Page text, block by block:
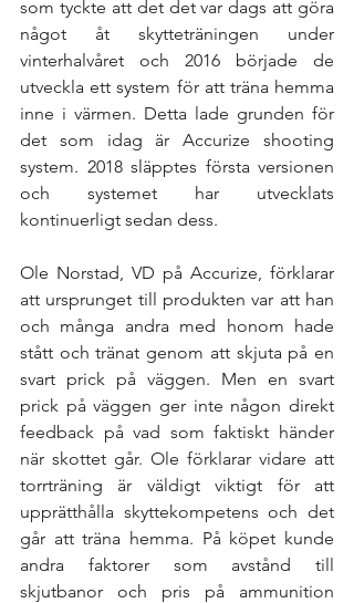
som tyckte att det det var dags att göra
något åt skytteträningen under
vinterhalvåret och 2016 började de
utveckla ett system för att träna hemma
inne i värmen. Detta lade grunden för
det som idag är Accurize shooting
system. 2018 släpptes första versionen
och systemet har utvecklats
kontinuerligt sedan dess.
Ole Norstad, VD på Accurize, förklarar
att ursprunget till produkten var att han
och många andra med honom hade
stått och tränat genom att skjuta på en
svart prick på väggen. Men en svart
prick på väggen ger inte någon direkt
feedback på vad som faktiskt händer
när skottet går. Ole förklarar vidare att
torrträning är väldigt viktigt för att
upprätthålla skyttekompetens och det
går att träna hemma. På köpet kunde
andra faktorer som avstånd till
skjutbanor och pris på ammunition